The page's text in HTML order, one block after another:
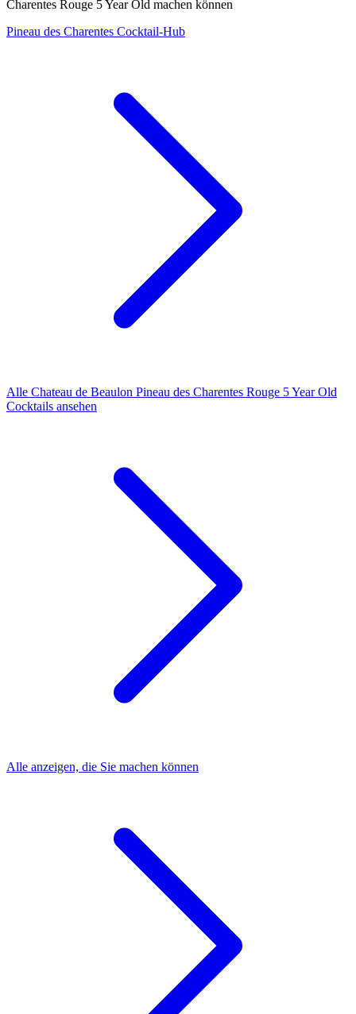
Charentes Rouge 5 Year Old machen können
Pineau des Charentes Cocktail-Hub
Alle Chateau de Beaulon Pineau des Charentes Rouge 5 Year Old
Cocktails ansehen
Alle anzeigen, die Sie machen können